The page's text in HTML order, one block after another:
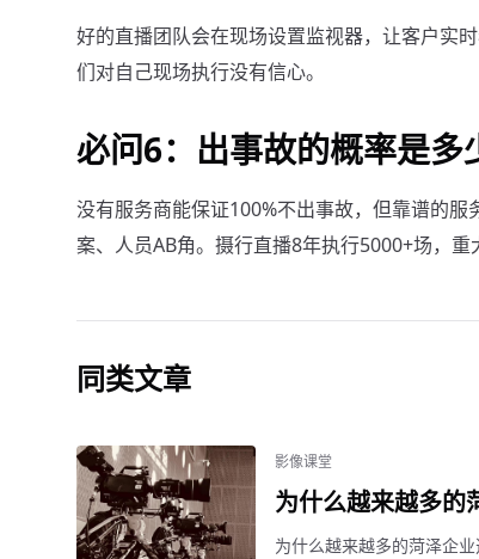
好的直播团队会在现场设置监视器，让客户实
们对自己现场执行没有信心。
必问6：出事故的概率是多
没有服务商能保证100%不出事故，但靠谱的
案、人员AB角。摄行直播8年执行5000+场，重
同类文章
影像课堂
为什么越来越多的
为什么越来越多的菏泽企